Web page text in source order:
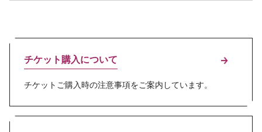
チケット購入について
チケットご購入時の注意事項をご案内しています。